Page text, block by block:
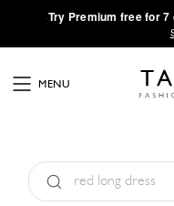
·Try Premium free for
MENU